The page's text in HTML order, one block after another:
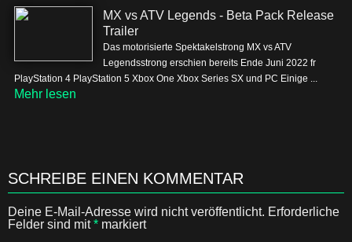
MX vs ATV Legends - Beta Pack Release
Trailer
Das motorisierte Spektakelstrong MX vs ATV
Legendsstrong erschien bereits Ende Juni 2022 fr
PlayStation 4 PlayStation 5 Xbox One Xbox Series SX und PC Einige ...
Mehr lesen
SCHREIBE EINEN KOMMENTAR
Deine E-Mail-Adresse wird nicht veröffentlicht. Erforderliche
Felder sind mit* markiert